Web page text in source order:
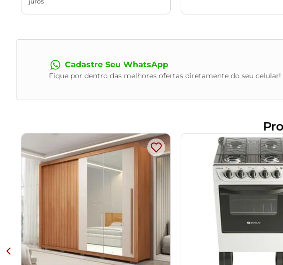
Cadastre Seu WhatsApp
Fique por dentro das melhores ofertas diretamente do seu celular!